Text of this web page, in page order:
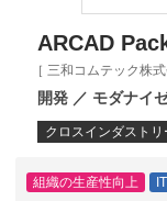
ARCAD
［ 三和コムテック株式
開発 ／ モダナイ
クロスインダストリ
組織の生産性向上